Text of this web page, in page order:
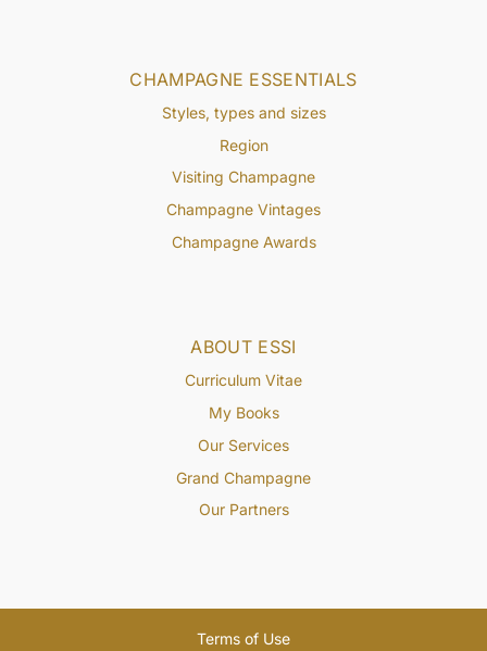
ABOUT ESSI
Curriculum Vitae
My Books
Our Services
Grand Champagne
Our Partners
CHAMPAGNE ESSENTIALS
Styles, types and sizes
Region
Visiting Champagne
Champagne Vintages
Champagne Awards
Terms of Use